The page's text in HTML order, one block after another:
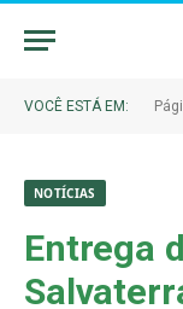
VOCÊ ESTÁ EM:
NOTÍCIAS
Entrega